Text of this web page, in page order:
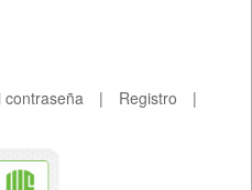
contraseña | Registro
|